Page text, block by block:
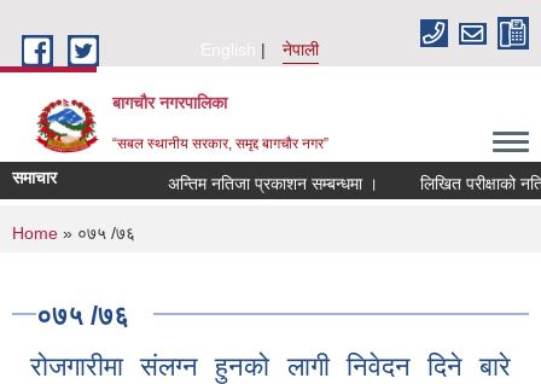
English
नेपाली
बागचौर नगरपालिका
“सबल स्थानीय सरकार, समृद्द बागचौर नगर”
समाचार अन्तिम नतिजा प्रकाशन सम्बन्धमा । लिखित परीक्षाको
You are here
Home » ०७५ /७६
०७५ /७६
रोजगारीमा संलग्न हुनको लागी निवेदन दिने बारे